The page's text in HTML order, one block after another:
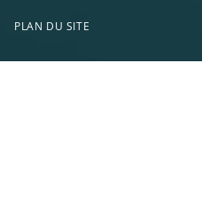
PLAN DU SITE